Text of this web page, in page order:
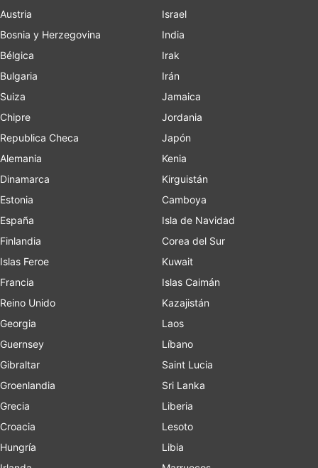
Austria
Bosnia y Herzegovina
Bélgica
Bulgaria
Suiza
Chipre
Republica Checa
Alemania
Dinamarca
Estonia
España
Finlandia
Islas Feroe
Francia
Reino Unido
Georgia
Guernsey
Gibraltar
Groenlandia
Grecia
Croacia
Hungría
Israel
India
Irak
Irán
Jamaica
Jordania
Japón
Kenia
Kirguistán
Camboya
Isla de Navidad
Corea del Sur
Kuwait
Islas Caimán
Kazajistán
Laos
Líbano
Saint Lucia
Sri Lanka
Liberia
Lesoto
Libia